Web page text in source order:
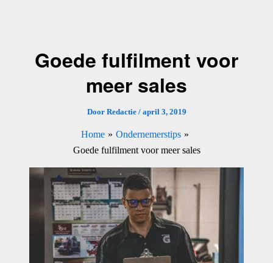
Goede fulfilment voor
meer sales
Door Redactie / april 3, 2019
Home
Ondernemerstips
Goede fulfilment voor meer sales